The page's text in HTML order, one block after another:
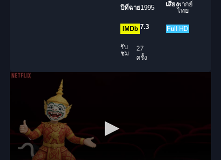
ปีที่ฉาย1995 เสียงพากย์
ไทย
IMDb 7.3 Full HD
รับ
ชม
27
ครั้ง